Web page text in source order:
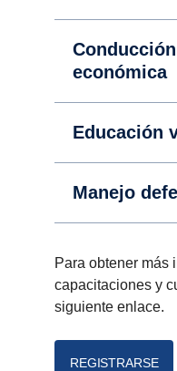
económica
Educación
Manejo
Para obtener más
capacitaciones y
siguiente enlace.
REGISTRARSE